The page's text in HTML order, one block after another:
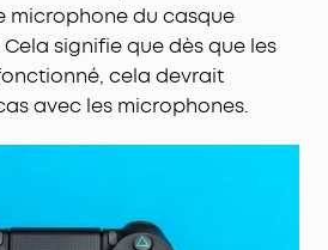
microphone du casque
signifie que dès que les
cela devrait
avec les microphones.